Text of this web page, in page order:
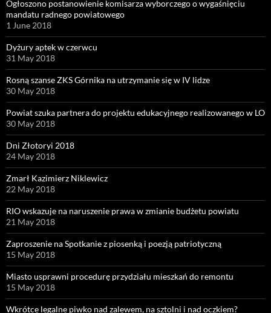
Ogłoszono postanowienie komisarza wyborczego o wygaśnięciu
mandatu radnego powiatowego
1 June 2018
Dyżury aptek w czerwcu
31 May 2018
Rosną szanse ZKS Górnika na utrzymanie się w IV lidze
30 May 2018
Powiat szuka partnera do projektu edukacyjnego realizowanego w LO
30 May 2018
Dni Złotoryi 2018
24 May 2018
Zmarł Kazimierz Niklewicz
22 May 2018
RIO wskazuje na naruszenie prawa w zmianie budżetu powiatu
21 May 2018
Zaproszenie na Spotkanie z piosenką i poezją patriotyczną
15 May 2018
Miasto usprawni procedurę przydziału mieszkań do remontu
15 May 2018
Wkrótce legalne piwko nad zalewem, na sztolni i nad oczkiem?